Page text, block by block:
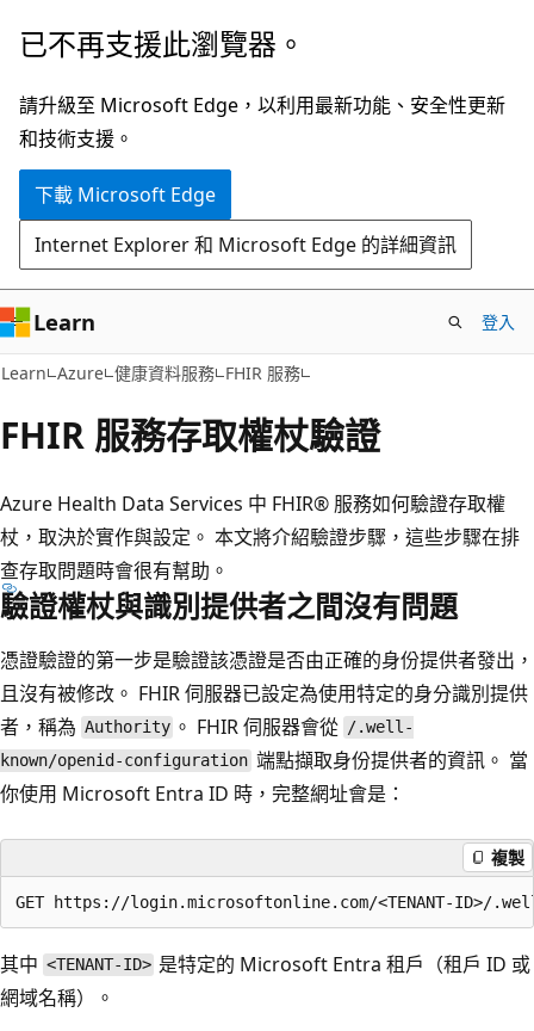
跳
主
要
內
已不再支援此瀏覽器。
請升級至 Microsoft Edge，以利用最新功能、安全性更新
和技術支援。
下載 Microsoft Edge
Internet Explorer 和 Microsoft Edge 的詳細資訊
Learn 登入
Learn Azure 健康資料服務 FHIR 服務
FHIR 服務存取權杖驗證
Azure Health Data Services 中 FHIR® 服務如何驗證存取權
杖，取決於實作與設定。 本文將介紹驗證步驟，這些步驟在排
查存取問題時會很有幫助。
驗證權杖與識別提供者之間沒有問題
憑證驗證的第一步是驗證該憑證是否由正確的身份提供者發出，
且沒有被修改。 FHIR 伺服器已設定為使用特定的身分識別提供
者，稱為 Authority 。 FHIR 伺服器會從 /.well-
known/openid-configuration 端點擷取身份提供者的資訊。 當
你使用 Microsoft Entra ID 時，完整網址會是：
複製
其中 <TENANT-ID> 是特定的 Microsoft Entra 租戶（租戶 ID 或
網域名稱）。